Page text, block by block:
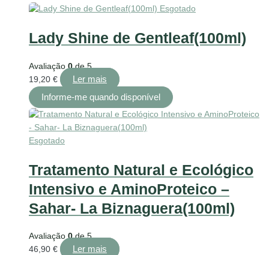
Esgotado
Lady Shine de Gentleaf(100ml)
Avaliação 0de 5
19,20 € Ler mais
Esgotado
Tratamento Natural e Ecológico
Intensivo e AminoProteico –
Sahar- La Biznaguera(100ml)
Avaliação0de 5
46,90 € Ler mais